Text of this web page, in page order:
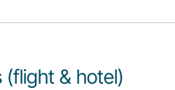
& hotel)